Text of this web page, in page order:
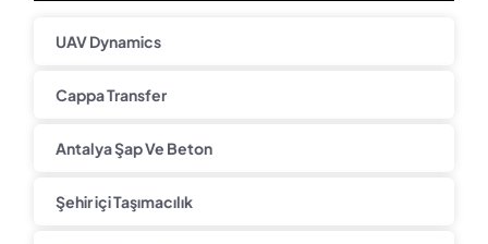
UAV Dynamics
Cappa Transfer
Antalya Şap Ve Beton
Şehir içi Taşımacılık